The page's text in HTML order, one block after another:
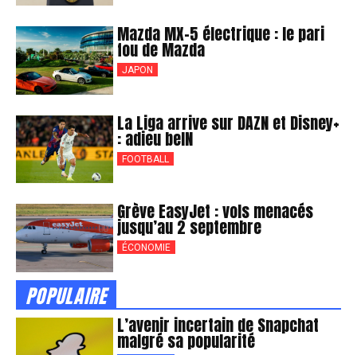
Mazda MX-5 électrique : le pari
fou de Mazda
JAPON
La Liga arrive sur DAZN et Disney+
: adieu beIN
FOOTBALL
Grève EasyJet : vols menacés
jusqu’au 2 septembre
ÉCONOMIE
POPULAIRE
L’avenir incertain de Snapchat
malgré sa popularité